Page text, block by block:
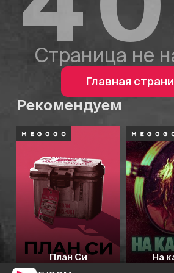
Страница не
Главная
Рекомендуем
План Си На